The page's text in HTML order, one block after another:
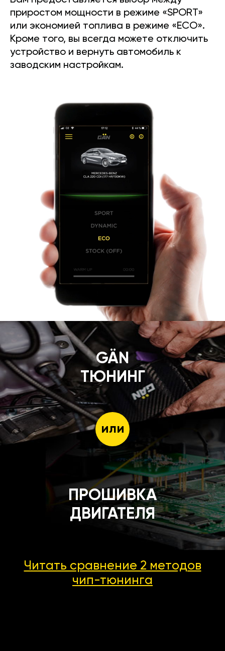
приростом мощности в режиме «SPORT»
или экономией топлива в режиме «ECO».
Кроме того, вы всегда можете отключить
устройство и вернуть автомобиль к
заводским настройкам.
GÄN
ТЮНИНГ
или
ПРОШИВКА
ДВИГАТЕЛЯ
Читать сравнение 2 методов
чип-тюнинга